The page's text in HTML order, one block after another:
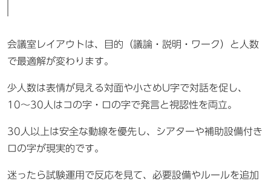
会議室レイアウトは、目的（議論・説明・ワーク）と人数
で最適解が変わります。
少人数は表情が見える対面や小さめU字で対話を促し、
10〜30人はコの字・ロの字で発言と視認性を両立。
30人以上は安全な動線を優先し、シアターや補助設備付き
ロの字が現実的です。
迷ったら試験運用で反応を見て、必要設備やルールを追加